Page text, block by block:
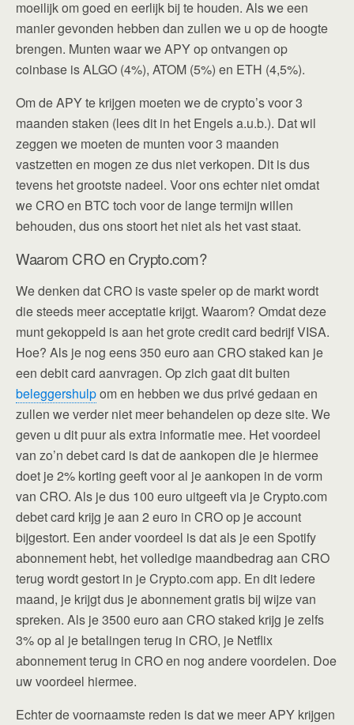
moeilijk om goed en eerlijk bij te houden. Als we een
manier gevonden hebben dan zullen we u op de hoogte
brengen. Munten waar we APY op ontvangen op
coinbase is ALGO (4%), ATOM (5%) en ETH (4,5%).
Om de APY te krijgen moeten we de crypto’s voor 3
maanden staken (lees dit in het Engels a.u.b.). Dat wil
zeggen we moeten de munten voor 3 maanden
vastzetten en mogen ze dus niet verkopen. Dit is dus
tevens het grootste nadeel. Voor ons echter niet omdat
we CRO en BTC toch voor de lange termijn willen
behouden, dus ons stoort het niet als het vast staat.
Waarom CRO en Crypto.com?
We denken dat CRO is vaste speler op de markt wordt
die steeds meer acceptatie krijgt. Waarom? Omdat deze
munt gekoppeld is aan het grote credit card bedrijf VISA.
Hoe? Als je nog eens 350 euro aan CRO staked kan je
een debit card aanvragen. Op zich gaat dit buiten
beleggershulpom en hebben we dus privé gedaan en
zullen we verder niet meer behandelen op deze site. We
geven u dit puur als extra informatie mee. Het voordeel
van zo’n debet card is dat de aankopen die je hiermee
doet je 2% korting geeft voor al je aankopen in de vorm
van CRO. Als je dus 100 euro uitgeeft via je Crypto.com
debet card krijg je aan 2 euro in CRO op je account
bijgestort. Een ander voordeel is dat als je een Spotify
abonnement hebt, het volledige maandbedrag aan CRO
terug wordt gestort in je Crypto.com app. En dit iedere
maand, je krijgt dus je abonnement gratis bij wijze van
spreken. Als je 3500 euro aan CRO staked krijg je zelfs
3% op al je betalingen terug in CRO, je Netflix
abonnement terug in CRO en nog andere voordelen. Doe
uw voordeel hiermee.
Echter de voornaamste reden is dat we meer APY krijgen